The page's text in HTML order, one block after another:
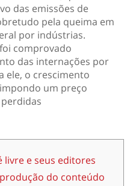
das emissões de
pela queima em
por indústrias.
comprovado
das internações por
ele, o crescimento
um preço
livre e seus editores
do conteúdo